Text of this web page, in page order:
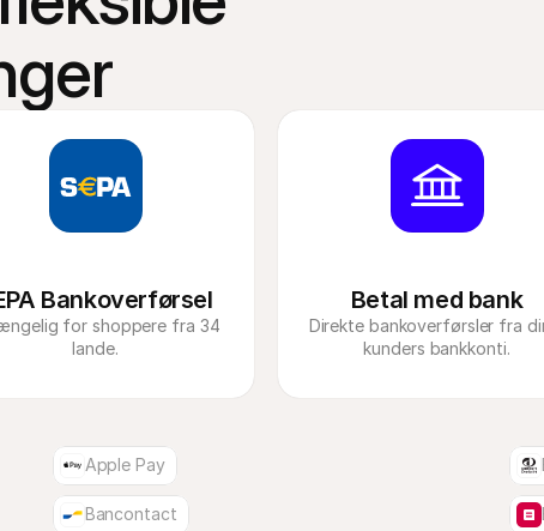
Bankoverførsel
for shoppere fra 34
lande.
Betal med bank
Direkte bankoverførsler fra
Apple Pay
Bancontact